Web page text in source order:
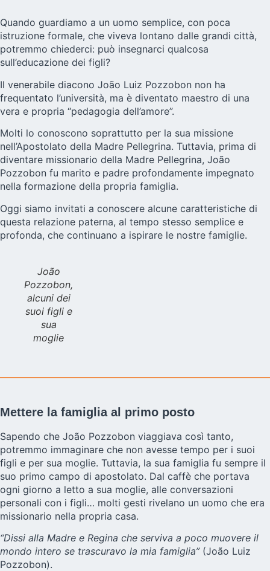
Quando guardiamo a un uomo semplice, con poca
istruzione formale, che viveva lontano dalle grandi città,
potremmo chiederci: può insegnarci qualcosa
sull’educazione dei figli?
Il venerabile diacono João Luiz Pozzobon non ha
frequentato l’università, ma è diventato maestro di una
vera e propria “pedagogia dell’amore”.
Molti lo conoscono soprattutto per la sua missione
nell’Apostolato della Madre Pellegrina. Tuttavia, prima di
diventare missionario della Madre Pellegrina, João
Pozzobon fu marito e padre profondamente impegnato
nella formazione della propria famiglia.
Oggi siamo invitati a conoscere alcune caratteristiche di
questa relazione paterna, al tempo stesso semplice e
profonda, che continuano a ispirare le nostre famiglie.
João
Pozzobon,
alcuni dei
suoi figli e
sua
moglie
Mettere la famiglia al primo posto
Sapendo che João Pozzobon viaggiava così tanto,
potremmo immaginare che non avesse tempo per i suoi
figli e per sua moglie. Tuttavia, la sua famiglia fu sempre il
suo primo campo di apostolato. Dal caffè che portava
ogni giorno a letto a sua moglie, alle conversazioni
personali con i figli… molti gesti rivelano un uomo che era
missionario nella propria casa.
“Dissi alla Madre e Regina che serviva a poco muovere il
mondo intero se trascuravo la mia famiglia”(João Luiz
Pozzobon).